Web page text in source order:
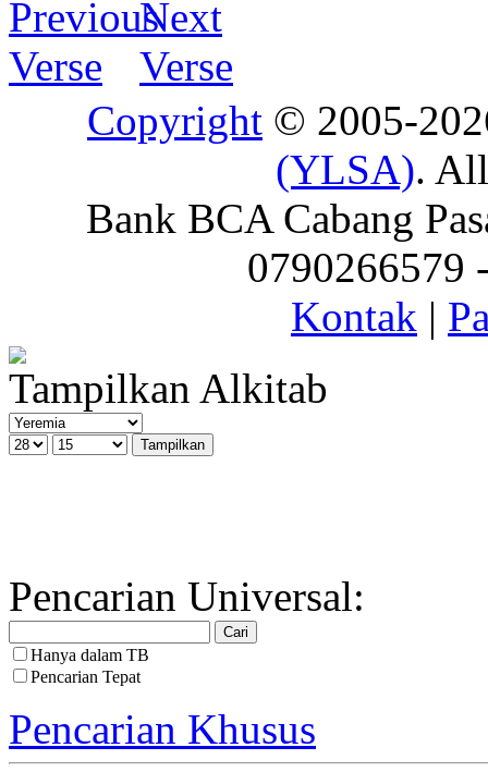
Copyright © 2005-
(YLSA).
Bank BCA Cabang
0790266579
Kontak |
Tampilkan Alkitab
Pencarian Universal:
Hanya dalam TB
Pencarian Tepat
Pencarian Khusus